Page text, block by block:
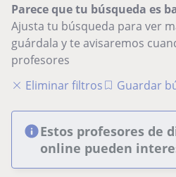
Parece que tu búsqueda es
Ajusta tu búsqueda para ver
guárdala y te avisaremos
profesores
Eliminar filtros
Guardar
Estos profesores de
online pueden